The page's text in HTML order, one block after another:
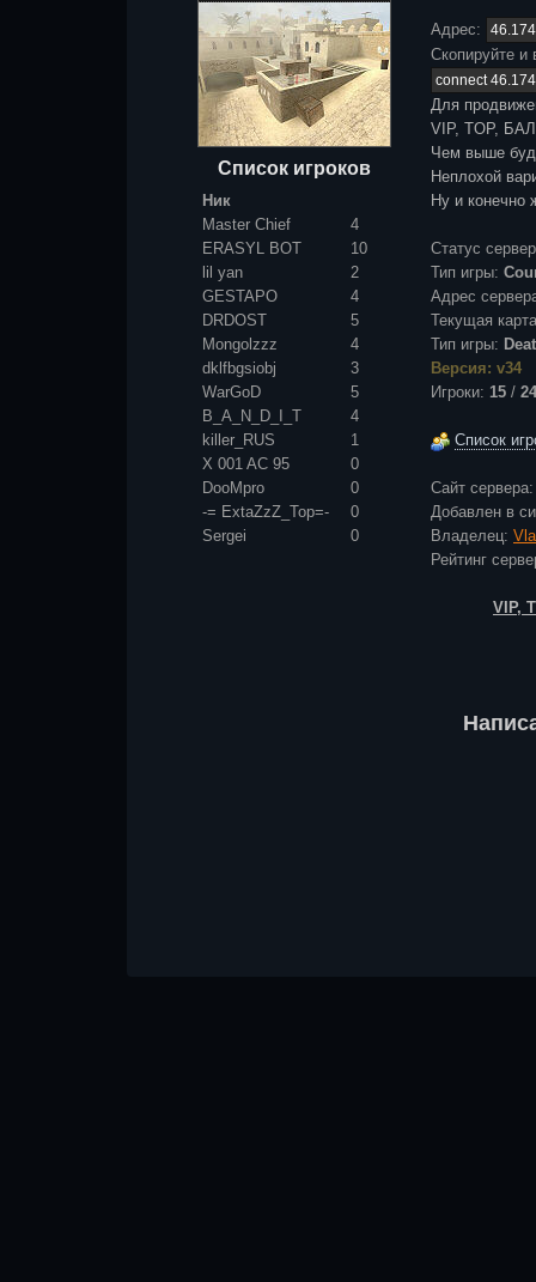
Список игроков
Ник
Master Chief
4
ERASYL BOT
10
lil yan
2
GESTAPO
4
DRDOST
5
Mongolzzz
4
dklfbgsiobj
3
WarGoD
5
B_A_N_D_I_T
4
killer_RUS
1
X 001 AC 95
0
DooMpro
0
-= ExtaZzZ_Top=-
0
Sergei
0
Адрес:
Скопируйте и
Для
VIP, TOP,
Чем выше
Неплохой
Ну и конечно
Статус
Тип игры:
Адрес
Текущая
Тип игры:
Версия: v34
Игроки: 15 / 24
Список
Сайт
Добавлен в
Владелец:
Рейтинг
VIP,